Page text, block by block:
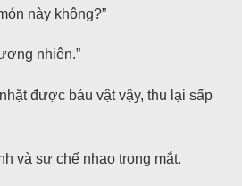
này không?”
nhiên.”
được báu vật vậy, thu lại sấp
và sự chế nhạo trong mắt.